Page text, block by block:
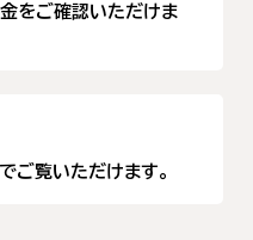
をご確認いただけま
ご覧いただけます。